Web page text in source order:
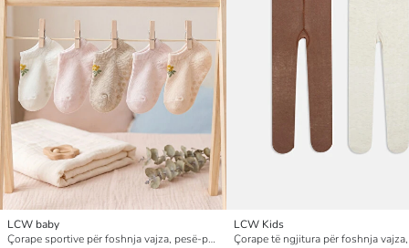
LCW baby
Çorape sportive për foshnja vajza, pesë-pako
LCW Kids
Çorape të ngjitura për foshnja